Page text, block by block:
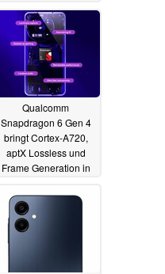
12.02.2025
Qualcomm
Snapdragon 6 Gen 4
bringt Cortex-A720,
aptX Lossless und
Frame Generation in
12.02.2025